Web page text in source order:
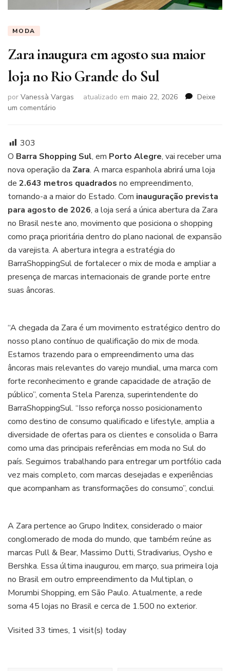
MODA
Zara inaugura em agosto sua maior
loja no Rio Grande do Sul
por Vanessà Vargas atualizado em maio 22, 2026
Deixe
um comentário
sua
maior
loja
no
Grande
do
Sul
303
O Barra Shopping Sul, em Porto Alegre, vai receber uma
nova operação da Zara. A marca espanhola abrirá uma loja
de 2.643 metros quadrados no empreendimento,
tornando-a a maior do Estado. Com inauguração prevista
para agosto de 2026, a loja será a única abertura da Zara
no Brasil neste ano, movimento que posiciona o shopping
como praça prioritária dentro do plano nacional de expansão
da varejista. A abertura integra a estratégia do
BarraShoppingSul de fortalecer o mix de moda e ampliar a
presença de marcas internacionais de grande porte entre
suas âncoras.
“A chegada da Zara é um movimento estratégico dentro do
nosso plano contínuo de qualificação do mix de moda.
Estamos trazendo para o empreendimento uma das
âncoras mais relevantes do varejo mundial, uma marca com
forte reconhecimento e grande capacidade de atração de
público”, comenta Stela Parenza, superintendente do
BarraShoppingSul. “Isso reforça nosso posicionamento
como destino de consumo qualificado e lifestyle, amplia a
diversidade de ofertas para os clientes e consolida o Barra
como uma das principais referências em moda no Sul do
país. Seguimos trabalhando para entregar um portfólio cada
vez mais completo, com marcas desejadas e experiências
que acompanham as transformações do consumo”, conclui.
A Zara pertence ao Grupo Inditex, considerado o maior
conglomerado de moda do mundo, que também reúne as
marcas Pull & Bear, Massimo Dutti, Stradivarius, Oysho e
Bershka. Essa última inaugurou, em março, sua primeira loja
no Brasil em outro empreendimento da Multiplan, o
Morumbi Shopping, em São Paulo. Atualmente, a rede
soma 45 lojas no Brasil e cerca de 1.500 no exterior.
Visited 33 times, 1 visit(s) today